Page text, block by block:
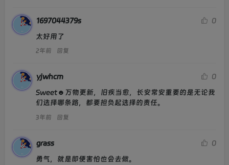
YingFan -scan
2022/05/10
点击关注博主微信公众号获取更多福利
1697044379s
0
太好用了
2年前 回复
yjwhcm
0
︎Sweet☻万物更新，旧疾当愈，长安常安重要的是无论我
们选择哪条路，都要担负起选择的责任。
3年前 回复
grass
0
勇气，就是即便害怕也会去做。